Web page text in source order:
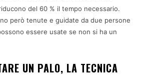
del 60 % il tempo necessario.
però tenute e guidate da due persone
essere usate se non si ha un
UN PALO, LA TECNICA